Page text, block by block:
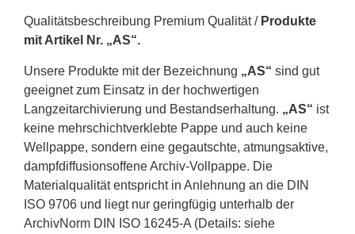
Qualitätsbeschreibung Premium Qualität / Produkte
mit Artikel Nr. „AS“.
Unsere Produkte mit der Bezeichnung „AS“ sind gut
geeignet zum Einsatz in der hochwertigen
Langzeitarchivierung und Bestandserhaltung. „AS“ ist
keine mehrschichtverklebte Pappe und auch keine
Wellpappe, sondern eine gegautschte, atmungsaktive,
dampfdiffusionsoffene Archiv-Vollpappe. Die
Materialqualität entspricht in Anlehnung an die DIN
ISO 9706 und liegt nur geringfügig unterhalb der
ArchivNorm DIN ISO 16245-A (Details: siehe